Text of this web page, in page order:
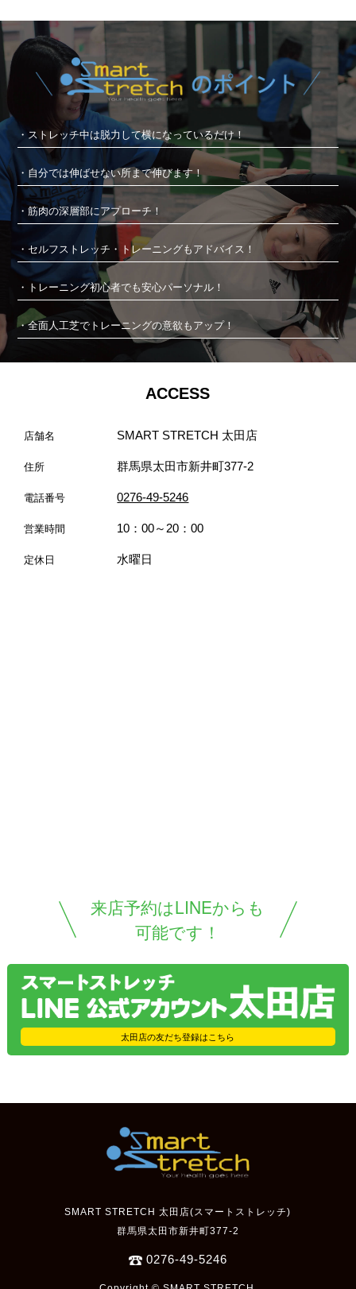
・ストレッチ中は脱力して横になっているだけ！
・自分では伸ばせない所まで伸びます！
・筋肉の深層部にアプローチ！
・セルフストレッチ・トレーニングもアドバイス！
・トレーニング初心者でも安心パーソナル！
・全面人工芝でトレーニングの意欲もアップ！
ACCESS
店舗名 SMART STRETCH 太田店
住所 群馬県太田市新井町377-2
電話番号 0276-49-5246
営業時間 10：00～20：00
定休日 水曜日
来店予約はLINEからも
可能です！
太田店の友だち登録はこちら
SMART STRETCH 太田店(スマートストレッチ)
群馬県太田市新井町377-2
0276-49-5246